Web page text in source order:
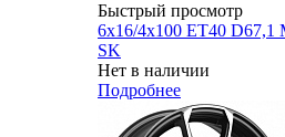
Быстрый просмотр
6x16/4x100 ET40
SK
Нет в наличии
Подробнее